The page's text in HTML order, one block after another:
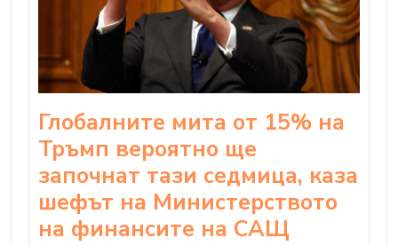
Глобалните мита от 15% на
Тръмп вероятно ще
започнат тази седмица, каза
шефът на Министерството
на финансите на САЩ